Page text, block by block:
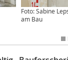
Foto: Sabine
am Bau